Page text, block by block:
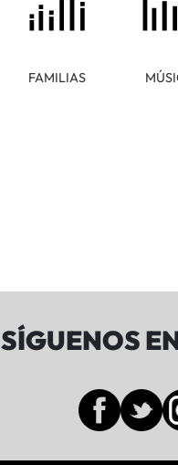
FAMILIAS
SÍGUENOS